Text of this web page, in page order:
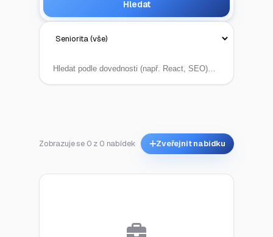
Hledat
Zobrazuje se 0 z 0 nabídek Zveřejnit nabídku